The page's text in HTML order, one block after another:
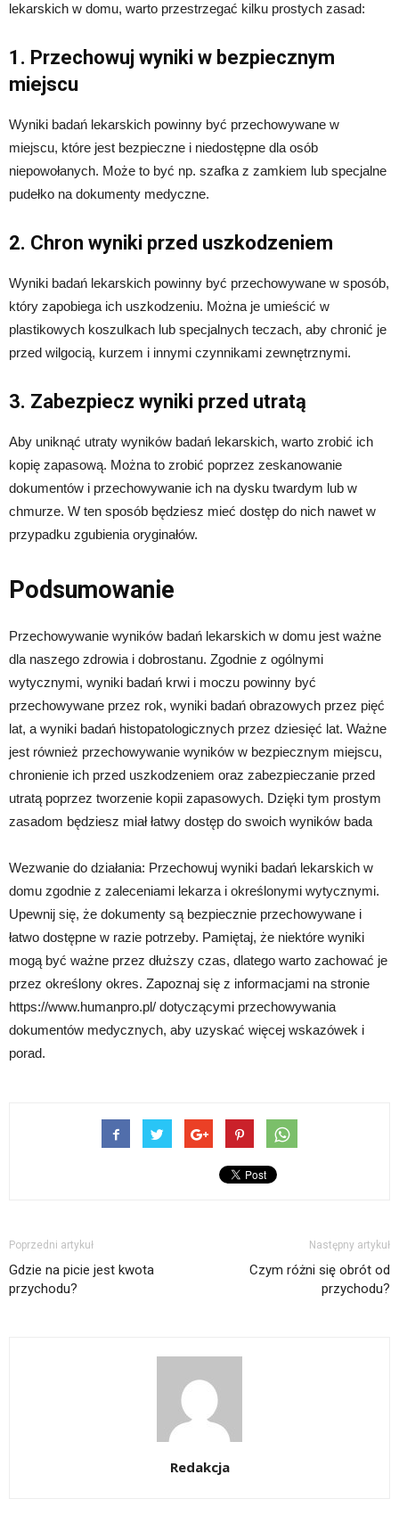
lekarskich w domu, warto przestrzegać kilku prostych zasad:
1. Przechowuj wyniki w bezpiecznym
miejscu
Wyniki badań lekarskich powinny być przechowywane w
miejscu, które jest bezpieczne i niedostępne dla osób
niepowołanych. Może to być np. szafka z zamkiem lub specjalne
pudełko na dokumenty medyczne.
2. Chron wyniki przed uszkodzeniem
Wyniki badań lekarskich powinny być przechowywane w sposób,
który zapobiega ich uszkodzeniu. Można je umieścić w
plastikowych koszulkach lub specjalnych teczach, aby chronić je
przed wilgocią, kurzem i innymi czynnikami zewnętrznymi.
3. Zabezpiecz wyniki przed utratą
Aby uniknąć utraty wyników badań lekarskich, warto zrobić ich
kopię zapasową. Można to zrobić poprzez zeskanowanie
dokumentów i przechowywanie ich na dysku twardym lub w
chmurze. W ten sposób będziesz mieć dostęp do nich nawet w
przypadku zgubienia oryginałów.
Podsumowanie
Przechowywanie wyników badań lekarskich w domu jest ważne
dla naszego zdrowia i dobrostanu. Zgodnie z ogólnymi
wytycznymi, wyniki badań krwi i moczu powinny być
przechowywane przez rok, wyniki badań obrazowych przez pięć
lat, a wyniki badań histopatologicznych przez dziesięć lat. Ważne
jest również przechowywanie wyników w bezpiecznym miejscu,
chronienie ich przed uszkodzeniem oraz zabezpieczanie przed
utratą poprzez tworzenie kopii zapasowych. Dzięki tym prostym
zasadom będziesz miał łatwy dostęp do swoich wyników bada
Wezwanie do działania: Przechowuj wyniki badań lekarskich w
domu zgodnie z zaleceniami lekarza i określonymi wytycznymi.
Upewnij się, że dokumenty są bezpiecznie przechowywane i
łatwo dostępne w razie potrzeby. Pamiętaj, że niektóre wyniki
mogą być ważne przez dłuższy czas, dlatego warto zachować je
przez określony okres. Zapoznaj się z informacjami na stronie
https://www.humanpro.pl/ dotyczącymi przechowywania
dokumentów medycznych, aby uzyskać więcej wskazówek i
porad.
Poprzedni artykuł
Gdzie na picie jest kwota
przychodu?
Następny artykuł
Czym różni się obrót od
przychodu?
Redakcja